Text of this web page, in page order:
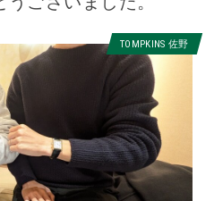
TOMPKINS 佐野